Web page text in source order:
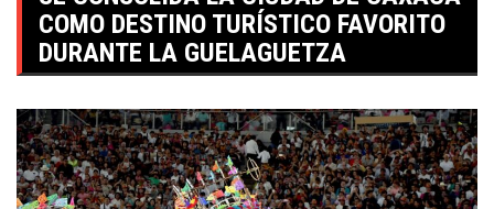
COMO DESTINO TURÍSTICO FAVORITO
DURANTE LA GUELAGUETZA